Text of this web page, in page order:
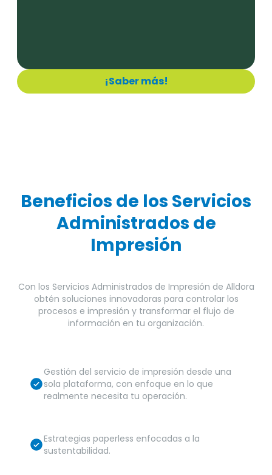
¡Saber más!
Beneficios de los Servicios
Administrados de
Impresión
Con los Servicios Administrados de Impresión de Alldora
obtén soluciones innovadoras para controlar los
procesos e impresión y transformar el flujo de
información en tu organización.
Gestión del servicio de impresión desde una
sola plataforma, con enfoque en lo que
realmente necesita tu operación.
Estrategias paperless enfocadas a la
sustentabilidad.